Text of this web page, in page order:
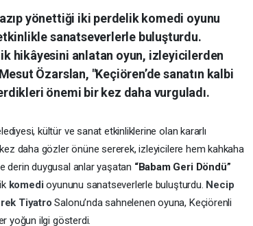
yönettiği iki perdelik komedi oyunu
sanatseverlerle buluşturdu.
hikâyesini anlatan oyun, izleyicilerden
Özarslan, "Keçiören’de sanatın kalbi
önemi bir kez daha vurguladı.
kültür ve sanat etkinliklerine olan kararlı
daha gözler önüne sererek, izleyicilere hem kahkaha
derin duygusal anlar yaşatan “Babam Geri Döndü”
komedioyununu sanatseverlerle buluşturdu. Necip
TiyatroSalonu’nda sahnelenen oyuna, Keçiörenli
yoğun ilgi gösterdi.